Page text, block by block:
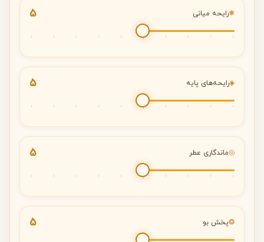
❋رایحه میانی 5
◈رایحه‌های پایه 5
◎ماندگاری عطر 5
❂پخش بو 5